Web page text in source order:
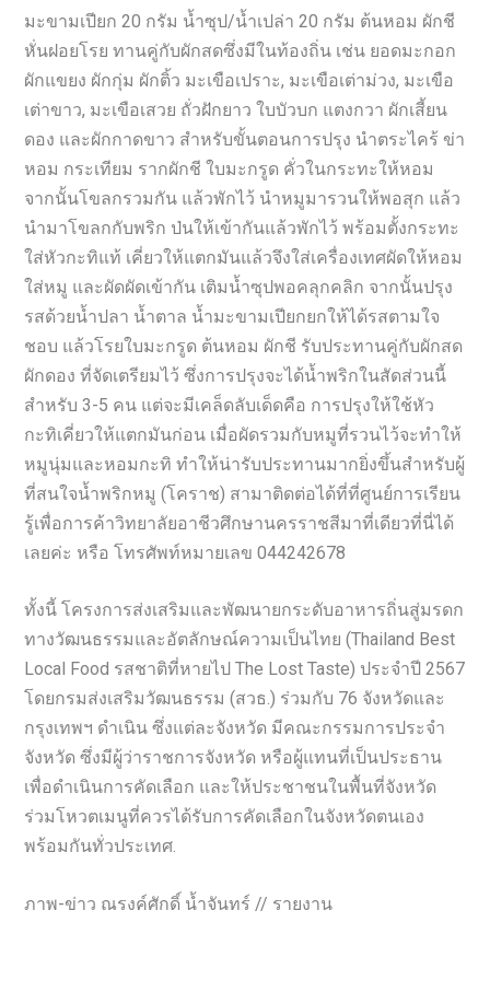
มะขามเปียก 20 กรัม น้ำซุป/น้ำเปล่า 20 กรัม ต้นหอม ผักชี
หั่นฝอยโรย ทานคู่กับผักสดซึ่งมีในท้องถิ่น เช่น ยอดมะกอก
ผักแขยง ผักกุ่ม ผักติ้ว มะเขือเปราะ, มะเขือเต่าม่วง, มะเขือ
เต่าขาว, มะเขือเสวย ถั่วฝักยาว ใบบัวบก แตงกวา ผักเสี้ยน
ดอง และผักกาดขาว สำหรับขั้นตอนการปรุง นำตระไคร้ ข่า
หอม กระเทียม รากผักชี ใบมะกรูด คั่วในกระทะให้หอม
จากนั้นโขลกรวมกัน แล้วพักไว้ นำหมูมารวนให้พอสุก แล้ว
นำมาโขลกกับพริก ป่นให้เข้ากันแล้วพักไว้ พร้อมตั้งกระทะ
ใส่หัวกะทิแท้ เคี่ยวให้แตกมันแล้วจึงใส่เครื่องเทศผัดให้หอม
ใส่หมู และผัดผัดเข้ากัน เติมน้ำซุปพอคลุกคลิก จากนั้นปรุง
รสด้วยน้ำปลา น้ำตาล น้ำมะขามเปียกยกให้ได้รสตามใจ
ชอบ แล้วโรยใบมะกรูด ต้นหอม ผักชี รับประทานคู่กับผักสด
ผักดอง ที่จัดเตรียมไว้ ซึ่งการปรุงจะได้น้ำพริกในสัดส่วนนี้
สำหรับ 3-5 คน แต่จะมีเคล็ดลับเด็ดคือ การปรุงให้ใช้หัว
กะทิเคี่ยวให้แตกมันก่อน เมื่อผัดรวมกับหมูที่รวนไว้จะทำให้
หมูนุ่มและหอมกะทิ ทำให้น่ารับประทานมากยิ่งขึ้นสำหรับผู้
ที่สนใจน้ำพริกหมู (โคราช) สามาติดต่อได้ที่ที่ศูนย์การเรียน
รู้เพื่อการค้าวิทยาลัยอาชีวศึกษานครราชสีมาที่เดียวที่นี่ได้
เลยค่ะ หรือ โทรศัพท์หมายเลข 044242678
ทั้งนี้ โครงการส่งเสริมและพัฒนายกระดับอาหารถิ่นสู่มรดก
ทางวัฒนธรรมและอัตลักษณ์ความเป็นไทย (Thailand Best
Local Food รสชาติที่หายไป The Lost Taste) ประจำปี 2567
โดยกรมส่งเสริมวัฒนธรรม (สวธ.) ร่วมกับ 76 จังหวัดและ
กรุงเทพฯ ดำเนิน ซึ่งแต่ละจังหวัด มีคณะกรรมการประจำ
จังหวัด ซึ่งมีผู้ว่าราชการจังหวัด หรือผู้แทนที่เป็นประธาน
เพื่อดำเนินการคัดเลือก และให้ประชาชนในพื้นที่จังหวัด
ร่วมโหวตเมนูที่ควรได้รับการคัดเลือกในจังหวัดตนเอง
พร้อมกันทั่วประเทศ.
ภาพ-ข่าว ณรงค์ศักดิ์ น้ำจันทร์ // รายงาน